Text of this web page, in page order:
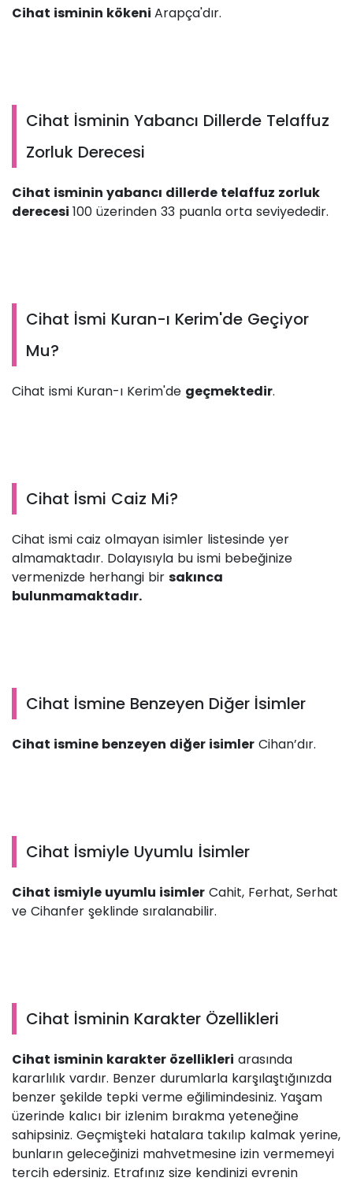
Cihat isminin kökeni Arapça'dır.
Cihat İsminin Yabancı Dillerde Telaffuz
Zorluk Derecesi
Cihat isminin yabancı dillerde telaffuz zorluk
derecesi 100 üzerinden 33 puanla orta seviyededir.
Cihat İsmi Kuran-ı Kerim'de Geçiyor
Mu?
Cihat ismi Kuran-ı Kerim'de geçmektedir.
Cihat İsmi Caiz Mi?
Cihat ismi caiz olmayan isimler listesinde yer
almamaktadır. Dolayısıyla bu ismi bebeğinize
vermenizde herhangi bir sakınca
bulunmamaktadır.
Cihat İsmine Benzeyen Diğer İsimler
Cihat ismine benzeyen diğer isimler Cihan’dır.
Cihat İsmiyle Uyumlu İsimler
Cihat ismiyle uyumlu isimler Cahit, Ferhat, Serhat
ve Cihanfer şeklinde sıralanabilir.
Cihat İsminin Karakter Özellikleri
Cihat isminin karakter özellikleri arasında
kararlılık vardır. Benzer durumlarla karşılaştığınızda
benzer şekilde tepki verme eğilimindesiniz. Yaşam
üzerinde kalıcı bir izlenim bırakma yeteneğine
sahipsiniz. Geçmişteki hatalara takılıp kalmak yerine,
bunların geleceğinizi mahvetmesine izin vermemeyi
tercih edersiniz. Etrafınız size kendinizi evrenin